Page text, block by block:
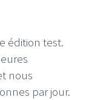
édition test.
nous
par jour.